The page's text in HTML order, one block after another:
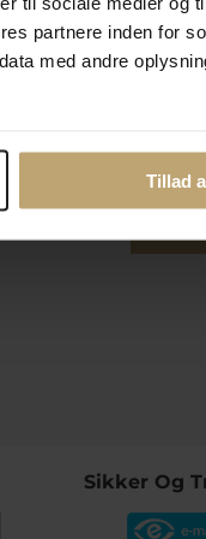
partnere inden for
med andre
Tillad
Det er
afmelde
Sikker Og